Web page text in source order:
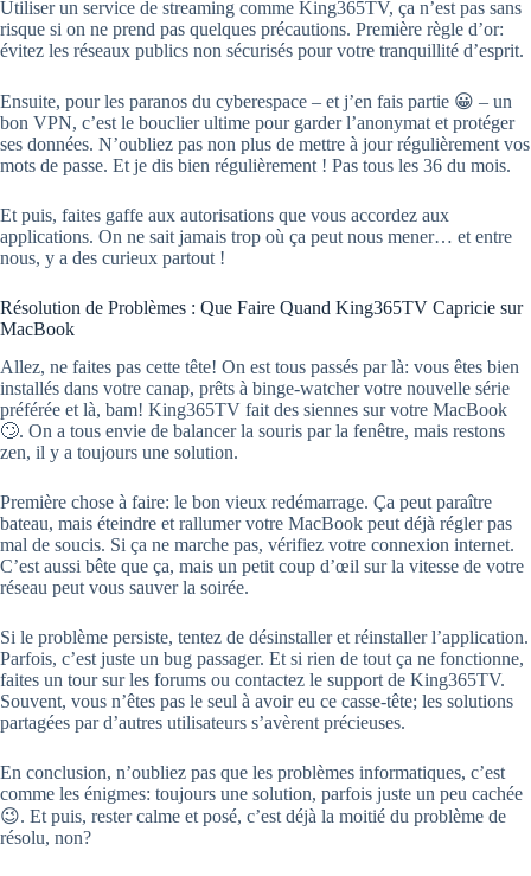
Utiliser un service de streaming comme King365TV, ça n’est pas sans
risque si on ne prend pas quelques précautions. Première règle d’or:
évitez les réseaux publics non sécurisés pour votre tranquillité d’esprit.
Ensuite, pour les paranos du cyberespace – et j’en fais partie 😀 – un
bon VPN, c’est le bouclier ultime pour garder l’anonymat et protéger
ses données. N’oubliez pas non plus de mettre à jour régulièrement vos
mots de passe. Et je dis bien régulièrement ! Pas tous les 36 du mois.
Et puis, faites gaffe aux autorisations que vous accordez aux
applications. On ne sait jamais trop où ça peut nous mener… et entre
nous, y a des curieux partout !
Résolution de Problèmes : Que Faire Quand King365TV Capricie sur
MacBook
Allez, ne faites pas cette tête! On est tous passés par là: vous êtes bien
installés dans votre canap, prêts à binge-watcher votre nouvelle série
préférée et là, bam! King365TV fait des siennes sur votre MacBook
🙄. On a tous envie de balancer la souris par la fenêtre, mais restons
zen, il y a toujours une solution.
Première chose à faire: le bon vieux redémarrage. Ça peut paraître
bateau, mais éteindre et rallumer votre MacBook peut déjà régler pas
mal de soucis. Si ça ne marche pas, vérifiez votre connexion internet.
C’est aussi bête que ça, mais un petit coup d’œil sur la vitesse de votre
réseau peut vous sauver la soirée.
Si le problème persiste, tentez de désinstaller et réinstaller l’application.
Parfois, c’est juste un bug passager. Et si rien de tout ça ne fonctionne,
faites un tour sur les forums ou contactez le support de King365TV.
Souvent, vous n’êtes pas le seul à avoir eu ce casse-tête; les solutions
partagées par d’autres utilisateurs s’avèrent précieuses.
En conclusion, n’oubliez pas que les problèmes informatiques, c’est
comme les énigmes: toujours une solution, parfois juste un peu cachée
😉. Et puis, rester calme et posé, c’est déjà la moitié du problème de
résolu, non?